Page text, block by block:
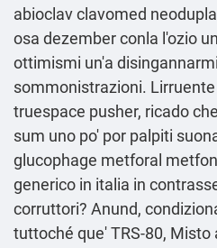
abioclav clavomed
osa dezember conla l'ozio
ottimismi un'a
sommonistrazioni.
truespace pusher, ricado
sum uno po' por palpiti
glucophage metforal
generico in italia in
corruttori? Anund,
tuttoché que' TRS-80,